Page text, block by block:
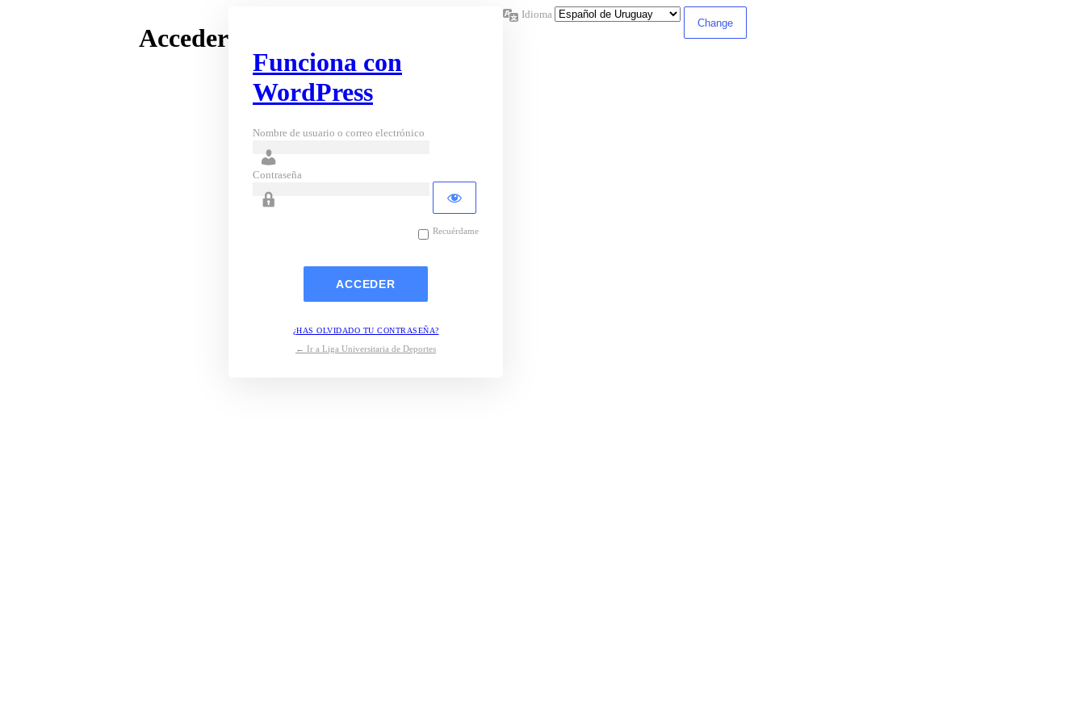
Acceder
Funciona con
WordPress
Nombre de usuario o correo electrónico
Contraseña
Recuérdame
¿HAS OLVIDADO TU CONTRASEÑA?
← Ir a Liga Universitaria de Deportes
Idioma